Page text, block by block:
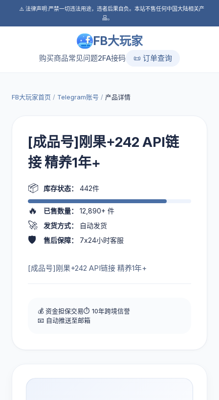
⚠️ 法律声明:严禁一切违法用途，违者后果自负。本站不售任何中国大陆相关产
品。
FB大玩家
购买商品常见问题2FA接码 📜 订单查询
FB大玩家首页 / Telegram账号 / 产品详情
[成品号]刚果+242 API链
接 精养1年+
📦 库存状态： 442件
🔥 已售数量： 12,890+ 件
🚀 发货方式： 自动发货
🛡️ 售后保障： 7x24小时客服
[成品号]刚果+242 API链接 精养1年+
💰 资金担保交易⏱️ 10年跨境信誉
📧 自动推送至邮箱